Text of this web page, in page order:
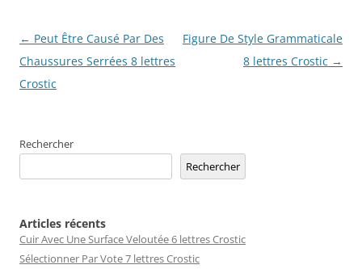
Navigation
des
articles
← Peut Être Causé Par Des
Chaussures Serrées 8 lettres
Crostic
Figure De Style Grammaticale
8 lettres Crostic →
Rechercher
Rechercher
Articles récents
Cuir Avec Une Surface Veloutée 6 lettres Crostic
Sélectionner Par Vote 7 lettres Crostic